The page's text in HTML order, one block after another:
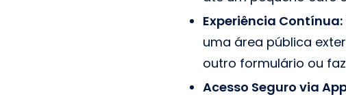
Experiência Contínua:
uma área pública
outro formulário ou
Acesso Seguro via